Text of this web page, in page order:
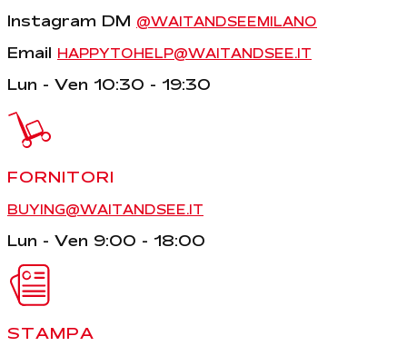
Instagram DM @WAITANDSEEMILANO
Email HAPPYTOHELP@WAITANDSEE.IT
Lun - Ven 10:30 - 19:30
FORNITORI
BUYING@WAITANDSEE.IT
Lun - Ven 9:00 - 18:00
STAMPA